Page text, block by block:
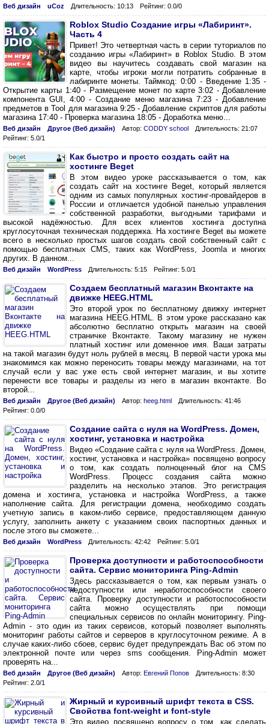
Веб дизайн uCoz Длительность: 10:13 Рейтинг: 0.0/0
Roblox Studio Создание игры «Лабиринт».
Часть 4
Привет! Это четвертная часть в серии туториалов по
созданию игры «Лабиринт» в Roblox Studio. В этом
видео вы научитесь создавать свой магазин на
карте, чтобы игроки могли потратить собранные в
лабиринте монеты. Таймкод: 0:00 - Введение 1:35 -
Открытие карты 1:40 - Размещение монет по карте 3:02 - Добавление
компонента GUI, 4:00 - Создание меню магазина 7:23 - Добавление
предметов в Tool для магазина 9:25 - Добавление скриптов для работы
магазина 17:40 - Проверка магазина 18:05 - Доработка меню...
Веб дизайн Другое (Веб дизайн) Автор: CODDY school
Длительность: 21:07
Рейтинг: 5.0/1
Как быстро и просто создать сайт на
хостинге Beget
В этом видео уроке рассказывается о том, как
создать сайт на хостинге Beget, который является
одним из самых популярных хостинг-провайдеров в
России и отличается удобной панелью управления
собственной разработки, выгодными тарифами и
высокой надёжностью. Для всех клиентов хостинга доступна
круглосуточная техническая поддержка. На хостинге Beget вы можете
всего в несколько простых шагов создать свой собственный сайт с
помощью бесплатных CMS, таких как WordPress, Joomla и многих
других. В данном...
Веб дизайн WordPress Длительность: 5:15 Рейтинг: 5.0/1
Создаем бесплатный магазин Вконтакте на
движке HEEG.HTML
Это второй урок по бесплатному движку интернет
магазина HEEG.HTML. В этом уроке рассказано как
абсолютно бесплатно открыть магазин на своей
страничке Вконтакте. Такому магазину не нужен
платный хостинг или доменное имя. Ваши затраты
на такой магазин будут ноль рублей в месяц. В первой части урока мы
знакомимся как можно переносить товары между магазинами, на тот
случай если у вас уже есть свой интернет магазин, и вы хотите
перенести все товары и разделы из него в магазин вконтакте. Во
второй...
Веб дизайн Другое (Веб дизайн) Автор: heeg.html
Длительность: 41:46
Рейтинг: 0.0/0
Создание сайта с нуля на WordPress. Домен,
хостинг, установка и настройка
Видео «Создание сайта с нуля на WordPress. Домен,
хостинг, установка и настройка» посвящено вопросу
о том, как создать полноценный блог на CMS
WordPress. Процесс создания сайта можно
разделить на несколько этапов. Это регистрация
домена и хостинга, установка и настройка WordPress, а также
наполнение сайта. Для регистрации домена, необходимо создать
учетную запись в каком-либо сервисе, предоставляющем данную
услугу, заполнить анкету с указанием своих паспортных данных и
после этого вы сможете...
Веб дизайн WordPress Длительность: 42:42 Рейтинг: 5.0/1
Проверка доступности и работоспособности
сайта. Сервис мониторинга Ping-Admin
Здесь рассказывается о том, как первым узнать о
недоступности или неработоспособности своего
сайта. Проверку доступности и работоспособности
сайта можно осуществлять при помощи
специальных сервисов по онлайн мониторингу. Ping-
Admin - это один из таких сервисов, который позволяет выполнять
мониторинг работы сайтов и серверов в круглосуточном режиме. А в
случае каких-либо сбоев, сервис будет предупреждать Вас об этом по
электронной почте или через sms сообщения. Ping-Admin может
проверять на...
Веб дизайн Другое (Веб дизайн) Автор: Евгений Попов
Длительность: 8:30
Рейтинг: 2.0/1
Жирный и курсивный шрифт текста в CSS.
Свойства font-weight и font-style
Это видео посвящено вопросу о том, как сделать